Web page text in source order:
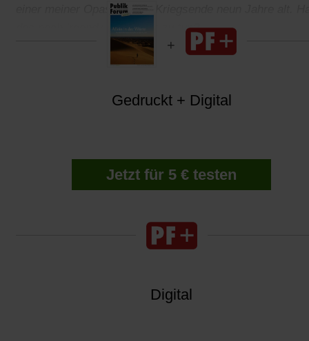
einer meiner Opas war bei Kriegsende neun Jahre alt.
das noch irgendwas mit mir zu tun?
Gedruckt + Digital
Jetzt für 5 € testen
Digital